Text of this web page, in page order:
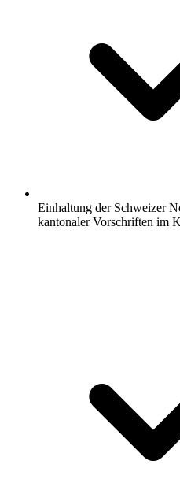
Einhaltung der Schweizer
kantonaler Vorschriften im